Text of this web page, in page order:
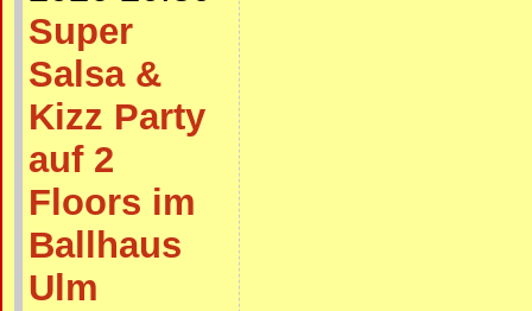
Super
Salsa &
Kizz Party
auf 2
Floors im
Ballhaus
Ulm